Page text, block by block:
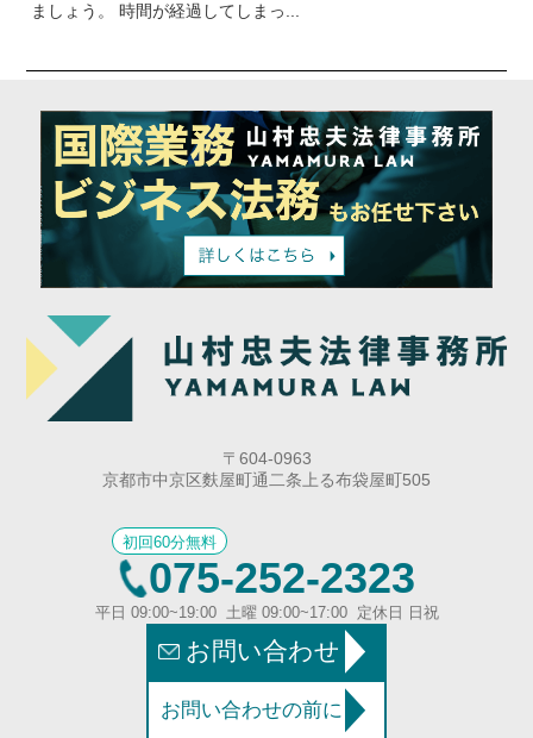
ましょう。 時間が経過してしまっ...
〒604-0963
京都市中京区麩屋町通二条上る布袋屋町505
初回60分無料
075-252-2323
平日 09:00~19:00 土曜 09:00~17:00 定休日 日祝
お問い合わせ
お問い合わせの前に